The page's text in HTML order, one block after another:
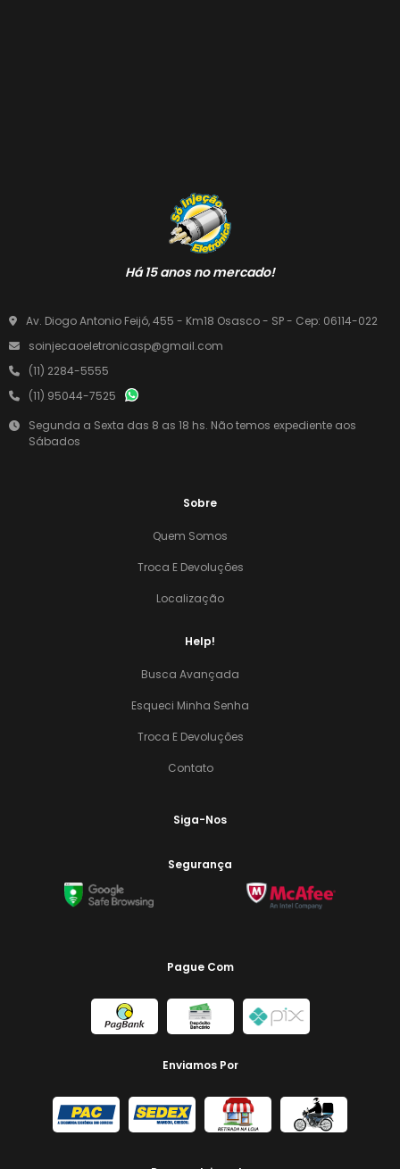
Há 15 anos no mercado!
Av. Diogo Antonio Feijó, 455 - Km18 Osasco - SP - Cep: 06114-022
soinjecaoeletronicasp@gmail.com
(11) 2284-5555
(11) 95044-7525
Segunda a Sexta das 8 as 18 hs. Não temos expediente aos
Sábados
Sobre
Quem Somos
Troca E Devoluções
Localização
Help!
Busca Avançada
Esqueci Minha Senha
Troca E Devoluções
Contato
Siga-Nos
Segurança
Pague Com
Enviamos Por